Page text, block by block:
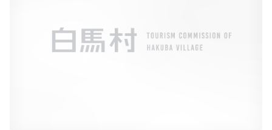
LIVE CAMERA
ライブカメラ
RECOMMENDATION
おすすめ情報
ABOUT HAKUBA EVENTS